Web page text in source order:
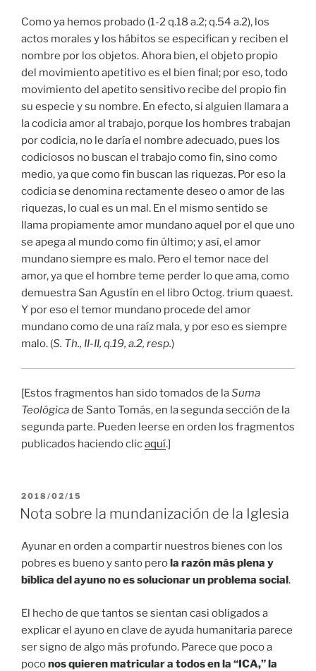
Como ya hemos probado (1-2 q.18 a.2; q.54 a.2), los
actos morales y los hábitos se especifican y reciben el
nombre por los objetos. Ahora bien, el objeto propio
del movimiento apetitivo es el bien final; por eso, todo
movimiento del apetito sensitivo recibe del propio fin
su especie y su nombre. En efecto, si alguien llamara a
la codicia amor al trabajo, porque los hombres trabajan
por codicia, no le daría el nombre adecuado, pues los
codiciosos no buscan el trabajo como fin, sino como
medio, ya que como fin buscan las riquezas. Por eso la
codicia se denomina rectamente deseo o amor de las
riquezas, lo cual es un mal. En el mismo sentido se
llama propiamente amor mundano aquel por el que uno
se apega al mundo como fin último; y así, el amor
mundano siempre es malo. Pero el temor nace del
amor, ya que el hombre teme perder lo que ama, como
demuestra San Agustín en el libro Octog. trium quaest.
Y por eso el temor mundano procede del amor
mundano como de una raíz mala, y por eso es siempre
malo. (S. Th., II-II, q.19, a.2, resp.)
[Estos fragmentos han sido tomados de laSuma
Teológicade Santo Tomás, en la segunda sección de la
segunda parte. Pueden leerse en orden los fragmentos
publicados haciendo clicaquí.]
PUBLICADO
EL
2018/02/15
Nota sobre la mundanización de la Iglesia
Ayunar en orden a compartir nuestros bienes con los
pobres es bueno y santo perola razón más plena y
bíblica del ayuno no es solucionar un problema social.
El hecho de que tantos se sientan casi obligados a
explicar el ayuno en clave de ayuda humanitaria parece
ser signo de algo más profundo. Parece que poco a
poconos quieren matricular a todos en la “ICA,” la